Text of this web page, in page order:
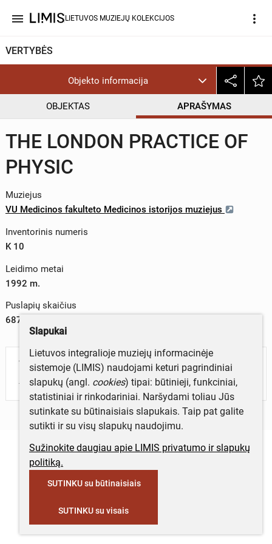
menu LIETUVOS MUZIEJŲ KOLEKCIJOS more_vert
VERTYBĖS
Objekto informacija
OBJEKTAS APRAŠYMAS
THE LONDON PRACTICE OF
PHYSIC
Muziejus
VU Medicinos fakulteto Medicinos istorijos muziejus
Inventorinis numeris
K 10
Leidimo metai
1992 m.
Puslapių skaičius
687
Turite daugiau informacijos apie objektą?
Parašykite mums!
Slapukai
Lietuvos integralioje muziejų informacinėje
sistemoje (LIMIS) naudojami keturi pagrindiniai
slapukų (angl. cookies) tipai: būtinieji, funkciniai,
statistiniai ir rinkodariniai. Naršydami toliau Jūs
sutinkate su būtinaisiais slapukais. Taip pat galite
sutikti ir su visų slapukų naudojimu.
Sužinokite daugiau apie LIMIS privatumo ir slapukų
politiką.
SUTINKU su būtinaisiais
SUTINKU su visais